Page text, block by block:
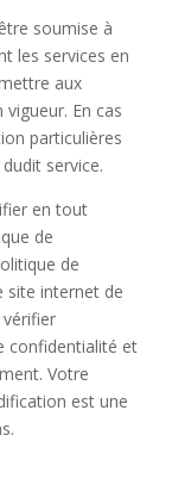
soumise à
les services en
aux
En cas
particulières
service.
en tout
de
de
site internet de
confidentialité et
Votre
est une